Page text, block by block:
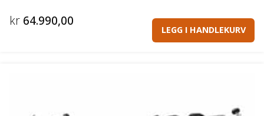
kr 64.990,00
LEGG I HANDLEKURV